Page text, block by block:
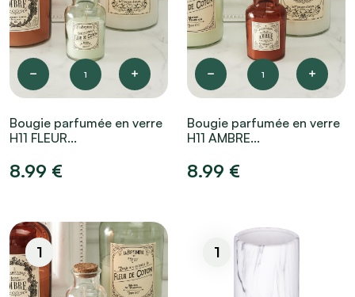
1
Bougie parfumée en verre
H11 FLEUR...
8.99 €
1
Bougie parfumée en verre
H11 AMBRE...
8.99 €
1 1